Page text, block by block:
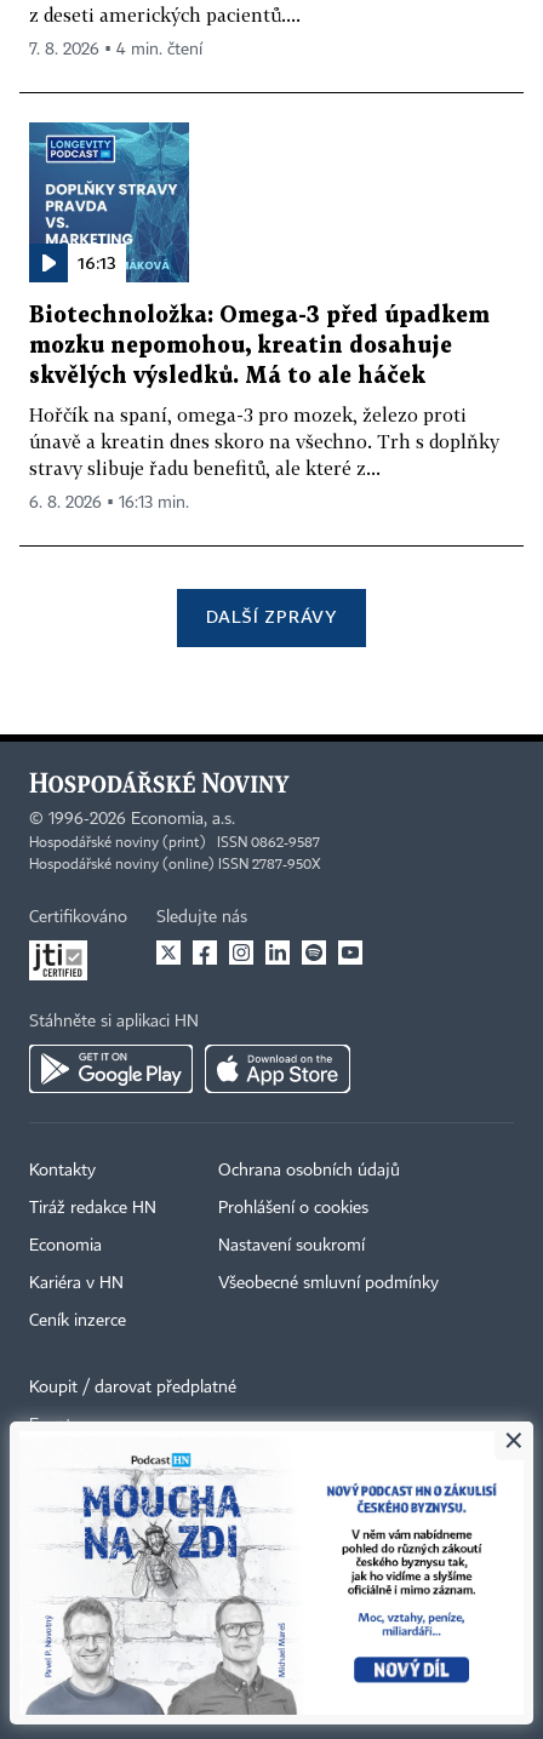
z deseti amerických pacientů....
7. 8. 2026 ▪ 4 min. čtení
16:13
Biotechnoložka: Omega-3 před úpadkem
mozku nepomohou, kreatin dosahuje
skvělých výsledků. Má to ale háček
Hořčík na spaní, omega-3 pro mozek, železo proti
únavě a kreatin dnes skoro na všechno. Trh s doplňky
stravy slibuje řadu benefitů, ale které z...
6. 8. 2026 ▪ 16:13 min.
DALŠÍ ZPRÁVY
© 1996-2026 Economia, a.s.
Hospodářské noviny (print) ISSN 0862-9587
Hospodářské noviny (online) ISSN 2787-950X
Certifikováno Sledujte nás
Stáhněte si aplikaci HN
Kontakty
Tiráž redakce HN
Economia
Kariéra v HN
Ceník inzerce
Ochrana osobních údajů
Prohlášení o cookies
Nastavení soukromí
Všeobecné smluvní podmínky
Koupit / darovat předplatné
Eventy
Newslettery
RSS kanály
Autorská práva vykonává vydavatel. Bez písemného svolení vydavatele je
zakázáno jakékoli užití částí nebo celku díla, zejména rozmnožování a šíření
jakýmkoli způsobem, mechanickým nebo elektronickým, v českém nebo
jiném jazyce. Bez souhlasu vydavatele je zakázáno též rozmnožování
obsahu pro účely automatizované analýzy textů nebo dat
podle ustanovení § 39c autorského zákona.
×